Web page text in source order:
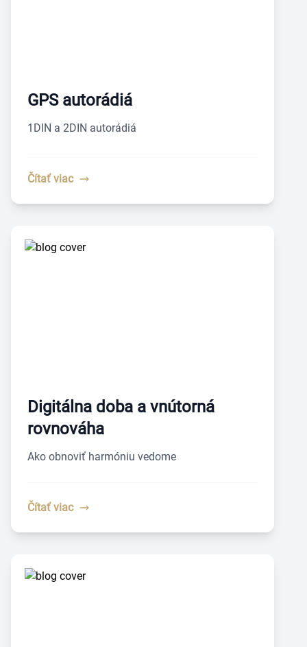
GPS autorádiá
1DIN a 2DIN autorádiá
Čítať viac
Digitálna doba a vnútorná
rovnováha
Ako obnoviť harmóniu vedome
Čítať viac